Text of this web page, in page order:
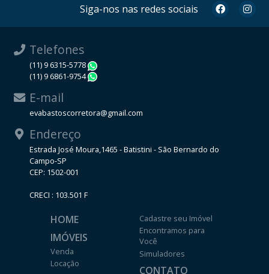
Siga-nos nas redes sociais
Telefones
(11) 9 6315-5778
(11) 9 6861-9754
E-mail
evabastoscorretora@gmail.com
Endereço
Estrada José Moura,1465 - Batistini - São Bernardo do
Campo-SP
CEP: 1502-001
CRECI : 103.501 F
HOME
IMÓVEIS
Venda
Locação
Cadastre seu Imóvel
Encontramos para
Você
Simuladores
CONTATO